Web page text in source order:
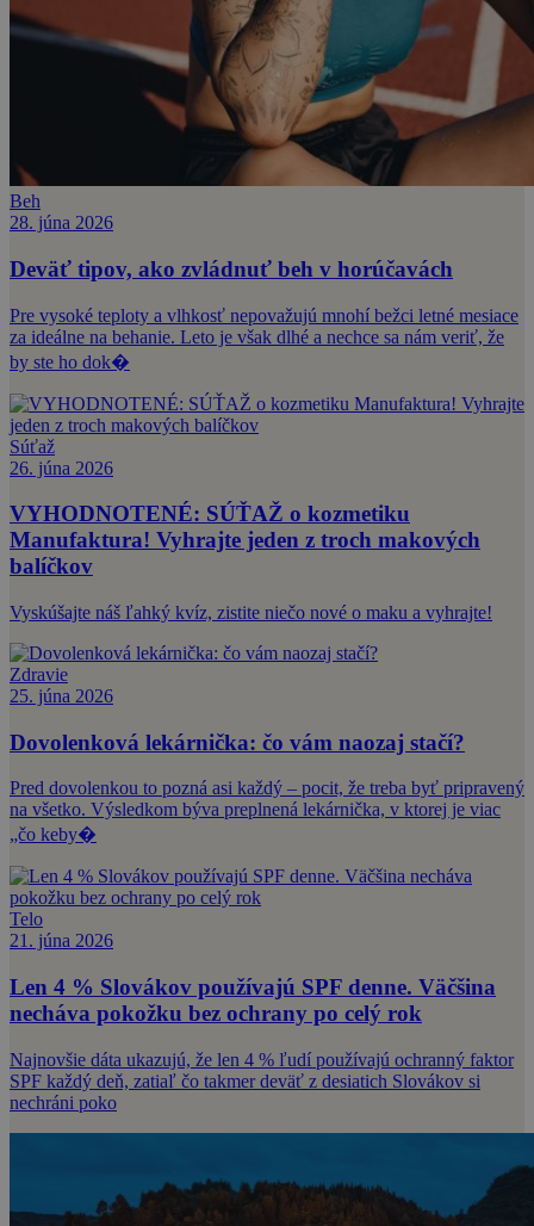
Beh
28. júna 2026
Deväť tipov, ako zvládnuť beh v horúčavách
Pre vysoké teploty a vlhkosť nepovažujú mnohí bežci letné mesiace
za ideálne na behanie. Leto je však dlhé a nechce sa nám veriť, že
by ste ho dok�
Súťaž
26. júna 2026
VYHODNOTENÉ: SÚŤAŽ o kozmetiku
Manufaktura! Vyhrajte jeden z troch makových
balíčkov
Vyskúšajte náš ľahký kvíz, zistite niečo nové o maku a vyhrajte!
Zdravie
25. júna 2026
Dovolenková lekárnička: čo vám naozaj stačí?
Pred dovolenkou to pozná asi každý – pocit, že treba byť pripravený
na všetko. Výsledkom býva preplnená lekárnička, v ktorej je viac
„čo keby�
Telo
21. júna 2026
Len 4 % Slovákov používajú SPF denne. Väčšina
necháva pokožku bez ochrany po celý rok
Najnovšie dáta ukazujú, že len 4 % ľudí používajú ochranný faktor
SPF každý deň, zatiaľ čo takmer deväť z desiatich Slovákov si
nechráni poko